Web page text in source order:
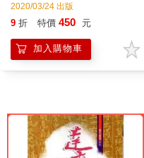
2020/03/24 出版
9 折 特價 450 元
加入購物車